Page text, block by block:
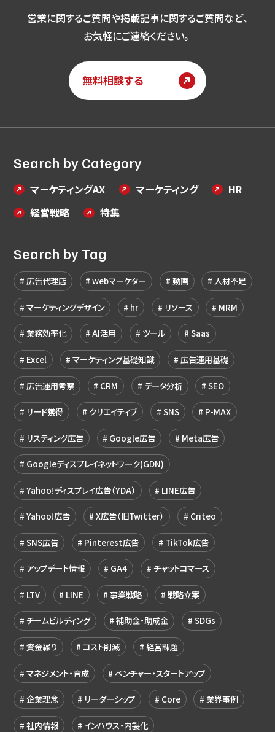
営業に関するご質問や掲載記事に関するご質問など、
お気軽にご連絡ください。
無料相談する
Search by Category
マーケティングAX マーケティング
HR
経営戦略
特集
Search by Tag
広告代理店 webマーケター 動画 人材不足
マーケティングデザイン hr リソース MRM
業務効率化 AI活用 ツール Saas
Excel マーケティング基礎知識 広告運用基礎
広告運用考察 CRM データ分析 SEO
リード獲得 クリエイティブ SNS P-MAX
リスティング広告 Google広告 Meta広告
Googleディスプレイネットワーク(GDN)
Yahoo!ディスプレイ広告（YDA） LINE広告
Yahoo!広告 X広告（旧Twitter） Criteo
SNS広告 Pinterest広告 TikTok広告
アップデート情報 GA4 チャットコマース
LTV LINE 事業戦略 戦略立案
チームビルディング 補助金・助成金 SDGs
資金繰り コスト削減 経営課題
マネジメント・育成 ベンチャー・スタートアップ
企業理念 リーダーシップ Core 業界事例
社内情報 インハウス・内製化